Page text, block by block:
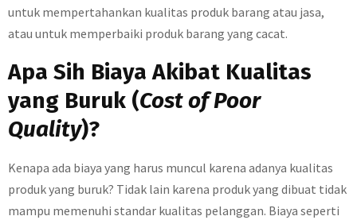
untuk mempertahankan kualitas produk barang atau jasa,
atau untuk memperbaiki produk barang yang cacat.
Apa Sih Biaya Akibat Kualitas
yang Buruk (Cost of Poor
Quality)?
Kenapa ada biaya yang harus muncul karena adanya kualitas
produk yang buruk? Tidak lain karena produk yang dibuat tidak
mampu memenuhi standar kualitas pelanggan. Biaya seperti